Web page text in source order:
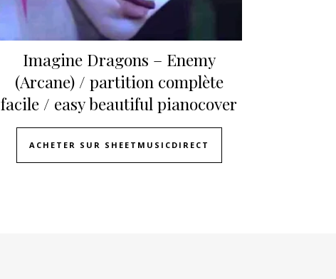
Imagine Dragons – Enemy
(Arcane) / partition complète
facile / easy beautiful pianocover
ACHETER SUR SHEETMUSICDIRECT